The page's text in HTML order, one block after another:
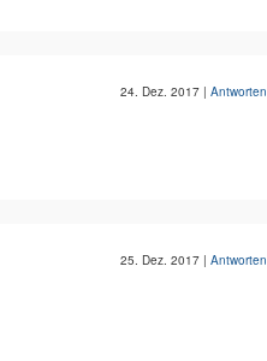
24. Dez. 2017 | Antworten
25. Dez. 2017 | Antworten